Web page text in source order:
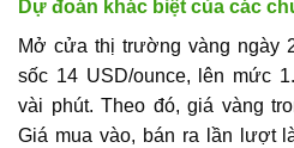
Dự đoán khác biệt của các
Mở cửa thị trường vàng ngày
sốc 14 USD/ounce, lên mức
vài phút. Theo đó, giá vàng
Giá mua vào, bán ra lần lượt